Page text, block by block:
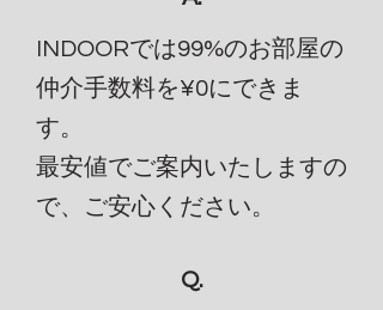
INDOORでは99%のお部屋の
仲介手数料を¥0にできま
す。
​最安値でご案内いたしますの
で、ご安心ください。
Q.